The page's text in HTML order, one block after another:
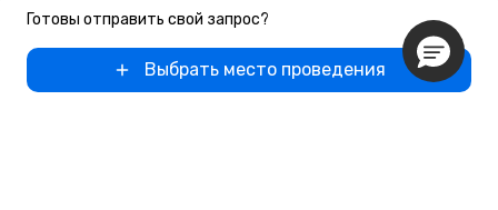
Готовы отправить свой запрос?
Выбрать место проведения